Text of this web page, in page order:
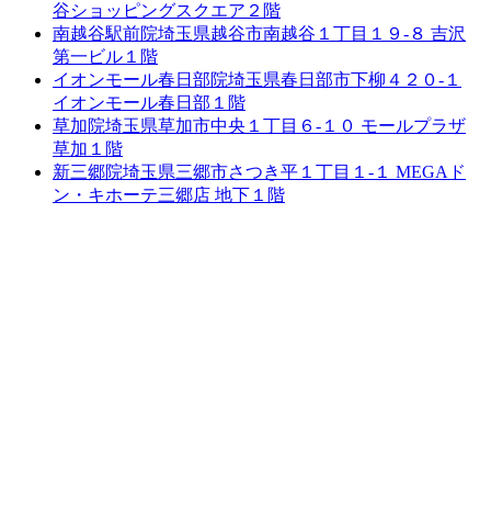
谷ショッピングスクエア２階
南越谷駅前院埼玉県越谷市南越谷１丁目１９-８ 吉沢
第一ビル１階
イオンモール春日部院埼玉県春日部市下柳４２０-１
イオンモール春日部１階
草加院埼玉県草加市中央１丁目６-１０ モールプラザ
草加１階
新三郷院埼玉県三郷市さつき平１丁目１-１ MEGAド
ン・キホーテ三郷店 地下１階